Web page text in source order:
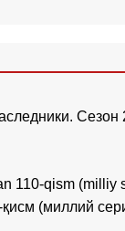
Сезон
110-qism (milliy
(миллий